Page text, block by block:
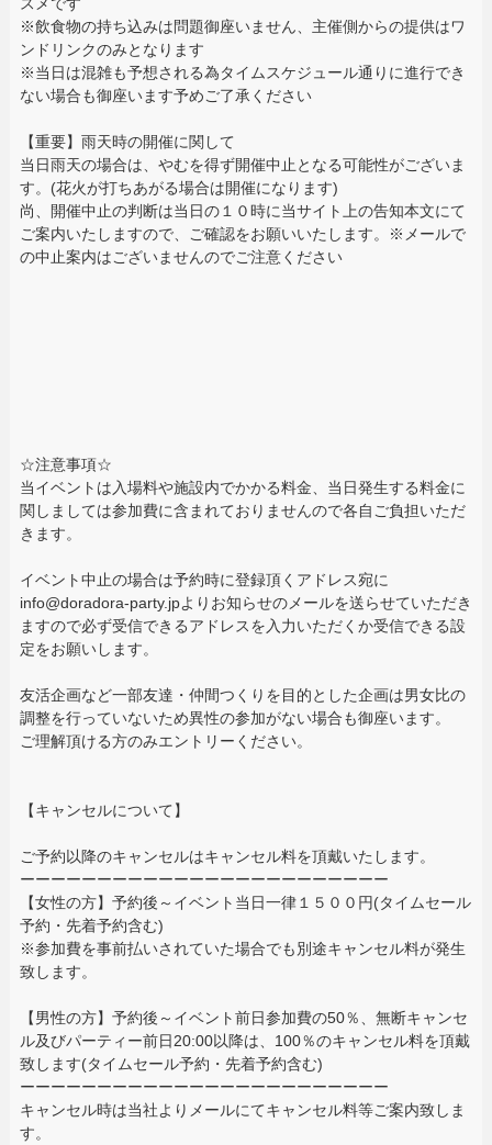
※飲食物の持ち込みは問題御座いません、主催側からの提供はワ
ンドリンクのみとなります
※当日は混雑も予想される為タイムスケジュール通りに進行でき
ない場合も御座います予めご了承ください
【重要】雨天時の開催に関して
当日雨天の場合は、やむを得ず開催中止となる可能性がございま
す。(花火が打ちあがる場合は開催になります)
尚、開催中止の判断は当日の１０時に当サイト上の告知本文にて
ご案内いたしますので、ご確認をお願いいたします。※メールで
の中止案内はございませんのでご注意ください
☆注意事項☆
当イベントは入場料や施設内でかかる料金、当日発生する料金に
関しましては参加費に含まれておりませんので各自ご負担いただ
きます。
イベント中止の場合は予約時に登録頂くアドレス宛に
info@doradora-party.jpよりお知らせのメールを送らせていただき
ますので必ず受信できるアドレスを入力いただくか受信できる設
定をお願いします。
友活企画など一部友達・仲間つくりを目的とした企画は男女比の
調整を行っていないため異性の参加がない場合も御座います。
ご理解頂ける方のみエントリーください。
【キャンセルについて】
ご予約以降のキャンセルはキャンセル料を頂戴いたします。
ーーーーーーーーーーーーーーーーーーーーーーーー
【女性の方】予約後～イベント当日一律１５００円(タイムセール
予約・先着予約含む)
※参加費を事前払いされていた場合でも別途キャンセル料が発生
致します。
【男性の方】予約後～イベント前日参加費の50％、無断キャンセ
ル及びパーティー前日20:00以降は、100％のキャンセル料を頂戴
致します(タイムセール予約・先着予約含む)
ーーーーーーーーーーーーーーーーーーーーーーーー
キャンセル時は当社よりメールにてキャンセル料等ご案内致しま
す。